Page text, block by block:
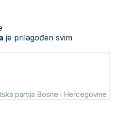
je prilagođen svim
partija Bosne i Hercegovine